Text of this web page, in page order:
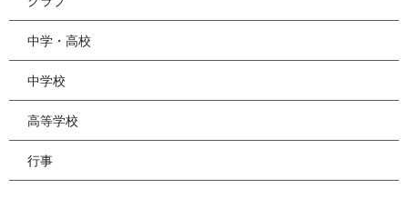
中学・高校
中学校
高等学校
行事